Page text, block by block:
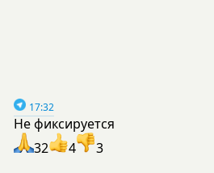
17:32
Не фиксируется
32
4 3